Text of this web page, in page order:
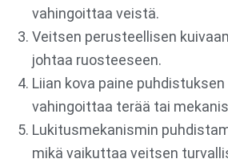
vahingoittaa veistä.
Veitsen perusteellisen
johtaa ruosteeseen.
Liian kova paine puhdistuksen
vahingoittaa terää tai
Lukitusmekanismin
mikä vaikuttaa veitsen